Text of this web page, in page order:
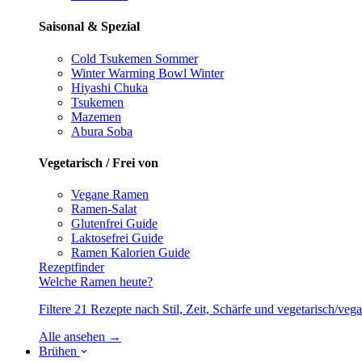
Saisonal & Spezial
Cold Tsukemen Sommer
Winter Warming Bowl Winter
Hiyashi Chuka
Tsukemen
Mazemen
Abura Soba
Vegetarisch / Frei von
Vegane Ramen
Ramen-Salat
Glutenfrei Guide
Laktosefrei Guide
Ramen Kalorien Guide
Rezeptfinder
Welche Ramen heute?
Filtere 21 Rezepte nach Stil, Zeit, Schärfe und vegetarisch/
Alle ansehen →
Brühen